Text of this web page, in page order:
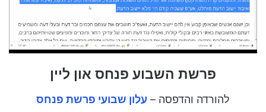
פרשת השבוע פנחס און ליין
להורדה והדפסה – עלון שבועי פרשת פנחס